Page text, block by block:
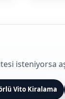
isteniyorsa
Vito Kiralama